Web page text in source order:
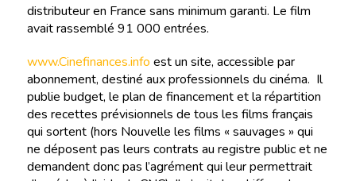
distributeur en France sans minimum garanti. Le film
avait rassemblé 91 000 entrées.
www.Cinefinances.info est un site, accessible par
abonnement, destiné aux professionnels du cinéma. Il
publie budget, le plan de financement et la répartition
des recettes prévisionnels de tous les films français
qui sortent (hors Nouvelle les films « sauvages » qui
ne déposent pas leurs contrats au registre public et ne
demandent donc pas l’agrément qui leur permettrait